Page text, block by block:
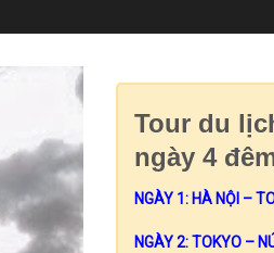
Tour du
ngày 4
NGÀY 1: HÀ NỘI –
NGÀY 2: TOKYO –